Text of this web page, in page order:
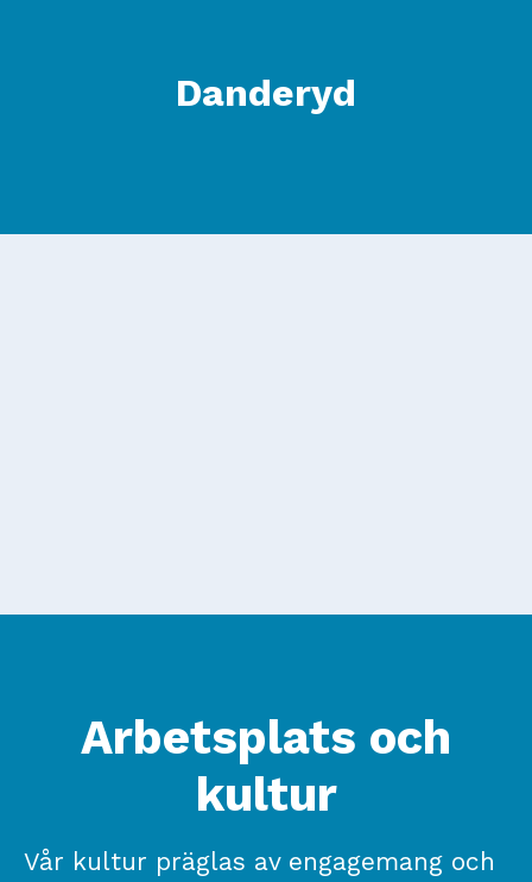
Danderyd
Arbetsplats och
kultur
Vår kultur präglas av engagemang och